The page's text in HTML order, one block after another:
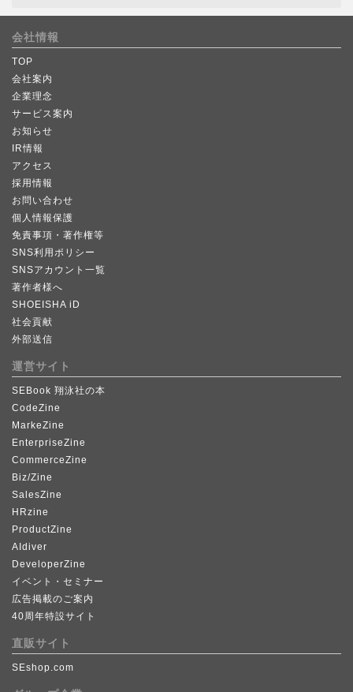
会社情報
TOP
会社案内
企業理念
サービス案内
お知らせ
IR情報
アクセス
採用情報
お問い合わせ
個人情報保護
免責事項・著作権等
SNS利用ポリシー
SNSアカウント一覧
著作者様へ
SHOEISHA iD
社会貢献
外部送信
運営サイト
SEBook 翔泳社の本
CodeZine
MarkeZine
EnterpriseZine
CommerceZine
Biz/Zine
SalesZine
HRzine
ProductZine
AIdiver
DeveloperZine
イベント・セミナー
広告掲載のご案内
40周年特設サイト
直販サイト
SEshop.com